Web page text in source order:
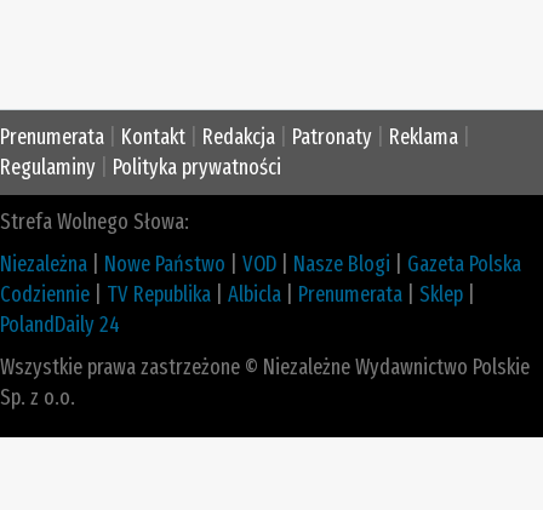
Prenumerata Kontakt Redakcja Patronaty Reklama
Regulaminy
Polityka prywatności
Strefa Wolnego Słowa:
Niezależna
Nowe Państwo VOD Nasze Blogi
Gazeta Polska
Codziennie
TV Republika Albicla Prenumerata Sklep
PolandDaily 24
Wszystkie prawa zastrzeżone © Niezależne Wydawnictwo Polskie
Sp. z o.o.